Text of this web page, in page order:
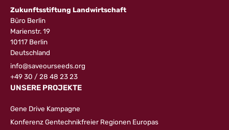
Zukunftsstiftung Landwirtschaft
Büro Berlin
Marienstr. 19
10117 Berlin
Deutschland
info@saveourseeds.org
+49 30 / 28 48 23 23
UNSERE PROJEKTE
Gene Drive Kampagne
Konferenz Gentechnikfreier Regionen Europas